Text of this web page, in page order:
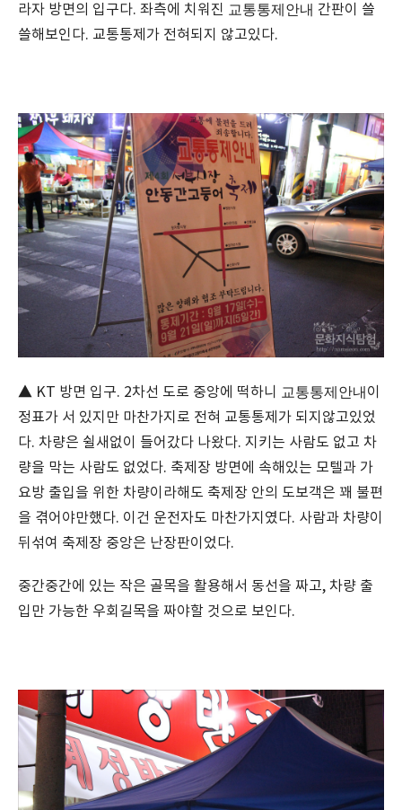
라자 방면의 입구다. 좌측에 치워진 교통통제안내 간판이 쓸
쓸해보인다. 교통통제가 전혀되지 않고있다.
▲ KT 방면 입구. 2차선 도로 중앙에 떡하니 교통통제안내이
정표가 서 있지만 마찬가지로 전혀 교통통제가 되지않고있었
다. 차량은 쉴새없이 들어갔다 나왔다. 지키는 사람도 없고 차
량을 막는 사람도 없었다. 축제장 방면에 속해있는 모텔과 가
요방 출입을 위한 차량이라해도 축제장 안의 도보객은 꽤 불편
을 겪어야만했다. 이건 운전자도 마찬가지였다. 사람과 차량이
뒤섞여 축제장 중앙은 난장판이었다.
중간중간에 있는 작은 골목을 활용해서 동선을 짜고, 차량 출
입만 가능한 우회길목을 짜야할 것으로 보인다.